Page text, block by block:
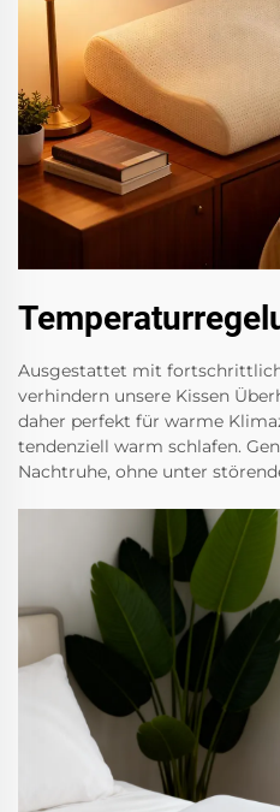
Ausgestattet mit
verhindern unsere Kissen
daher perfekt für warme
tendenziell warm schlafen.
Nachtruhe, ohne unter